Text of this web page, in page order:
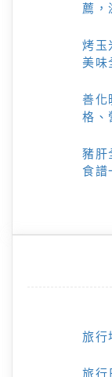
薦，
烤玉
美味
善化
格、
豬肝
食譜
旅行
旅行